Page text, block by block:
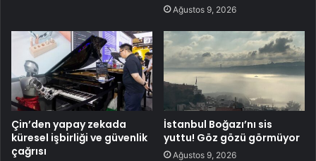
Ağustos 9, 2026
Çin’den yapay zekada
küresel işbirliği ve güvenlik
çağrısı
İstanbul Boğazı’nı sis
yuttu! Göz gözü görmüyor
Ağustos 9, 2026